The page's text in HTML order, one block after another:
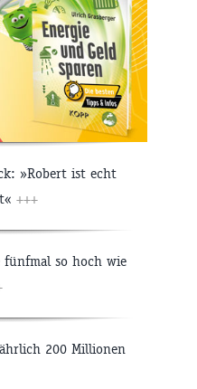
»Robert ist echt
+++
fünfmal so hoch wie
200 Millionen